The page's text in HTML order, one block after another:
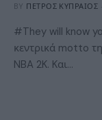
BY ΠΈΤΡΟΣ ΚΥΠΡΑΊΟΣ
#They will know
κεντρικά motto
NBA 2K. Kαι…